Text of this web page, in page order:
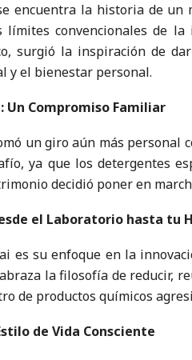
encuentra la historia de
límites convencionales de
surgió la inspiración de
y el bienestar personal.
Un Compromiso Familiar
un giro aún más personal
ya que los detergentes
decidió poner en
el Laboratorio hasta tu
es su enfoque en la
la filosofía de reducir,
de productos químicos
de Vida Consciente